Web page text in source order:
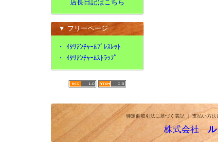
店長日記はこちら
▼ フリーページ
・ ｲﾀﾘｱﾝﾁｬｰﾑﾌﾞﾚｽﾚｯﾄ
・ ｲﾀﾘｱﾝﾁｬｰﾑｽﾄﾗｯﾌﾟ
特定商取引法に基づく表記｜支払い方法
株式会社